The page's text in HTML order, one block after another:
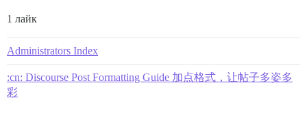
1 лайк
Administrators Index
:cn: Discourse Post Formatting Guide 加点格式，让帖子多姿多
彩